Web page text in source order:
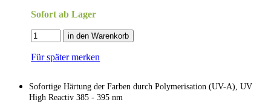
Sofort ab Lager
in den Warenkorb
Für später merken
Sofortige Härtung der Farben durch Polymerisation (UV-A), UV
High Reactiv 385 - 395 nm